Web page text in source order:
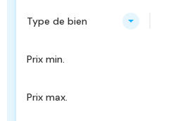
Type de bien
Prix min.
Prix max.